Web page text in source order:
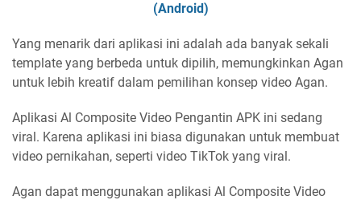
(Android)
Yang menarik dari aplikasi ini adalah ada banyak sekali
template yang berbeda untuk dipilih, memungkinkan Agan
untuk lebih kreatif dalam pemilihan konsep video Agan.
Aplikasi Al Composite Video Pengantin APK ini sedang
viral. Karena aplikasi ini biasa digunakan untuk membuat
video pernikahan, seperti video TikTok yang viral.
Agan dapat menggunakan aplikasi Al Composite Video